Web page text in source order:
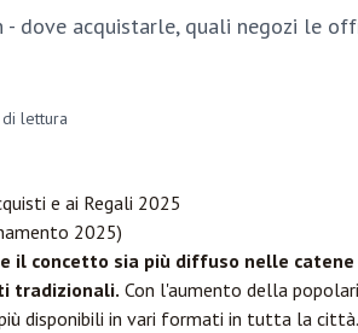
dove acquistarle, quali negozi le
lettura
e ai Regali 2025
2025)
il concetto sia più diffuso nelle
tradizionali. Con l'aumento della
disponibili in vari formati in tutta la